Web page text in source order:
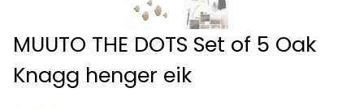
MUUTO THE DOTS Set of 5 Oak
Knagg henger eik